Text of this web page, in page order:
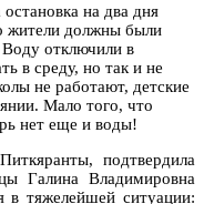
на два дня
жители должны были
отключили в
в среду, но так и не
не работают, детские
Мало того, что
нет еще и воды!
подтвердила
Галина Владимировна
в тяжелейшей ситуации: